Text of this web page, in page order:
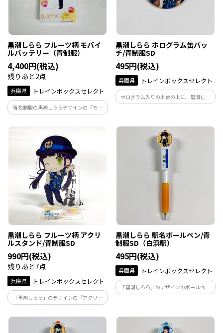
黒潮しらら フルーツ柄 モバイ
ルバッテリー（青制服）
4,400円(税込)
残りあと2点
兵庫県 トレインボックスセレクト
青色制服の黒潮しららデザインの『モバ
イルバッテリー』です。 和歌山の名産
「みかん」と「桃」の背景です♪
10000mAhの大容量でQi（ワイヤレス充
電）対応商品です。
黒潮しらら ホログラム缶バッ
チ/青制服SD
495円(税込)
兵庫県 トレインボックスセレクト
ホログラム入りの土台の上に、黒潮しら
らを描いた『ホログラム缶バッチ』で
黒潮しらら フルーツ柄 アクリ
ルスタンド/青制服SD
990円(税込)
残りあと7点
兵庫県 トレインボックスセレクト
「黒潮しらら」のデザインの『アクリル
スタンド』です。 /青制服SD
黒潮しらら 駅名ボールペン/青
制服SD（白浜駅）
495円(税込)
兵庫県 トレインボックスセレクト
「黒潮しらら」のデザインのボールペン
です。/青制服SD（白浜駅）※ボールペン